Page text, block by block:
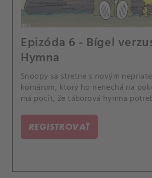
Epizóda 6 - Bígel
Hymna
Snoopy sa stretne s novým
komárom, ktorý ho nenechá na
má pocit, že táborová hymna
REGISTROVAŤ